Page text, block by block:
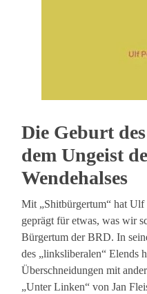
Die Geburt
dem Ungeist
Wendehalses
Mit „Shitbürgertum“ hat
geprägt für etwas, was wir
Bürgertum der BRD. In
des „linksliberalen“ Elends
Überschneidungen mit
„Unter Linken“ von Jan